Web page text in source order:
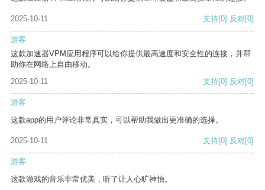
2025-10-11 支持[0] 反对[0]
游客
这款加速器VPM应用程序可以给你提供最高速度和安全性的连接，并帮
助你在网络上自由移动。
2025-10-11
支持[0] 反对[0]
游客
这款app的用户评论非常真实，可以帮助我做出更准确的选择。
2025-10-11 支持[0] 反对[0]
游客
这款游戏的音乐非常优美，听了让人心旷神怡。